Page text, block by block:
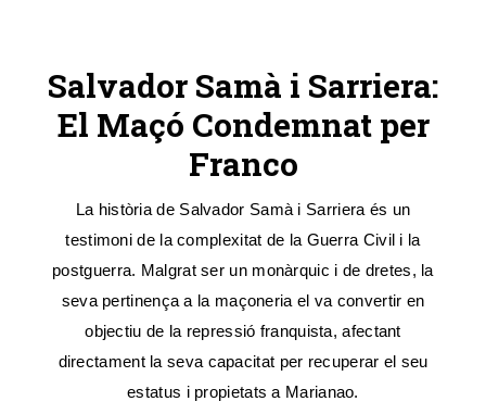
Salvador Samà i Sarriera:
El Maçó Condemnat per
Franco
La història de Salvador Samà i Sarriera és un
testimoni de la complexitat de la Guerra Civil i la
postguerra. Malgrat ser un monàrquic i de dretes, la
seva pertinença a la maçoneria el va convertir en
objectiu de la repressió franquista, afectant
directament la seva capacitat per recuperar el seu
estatus i propietats a Marianao.